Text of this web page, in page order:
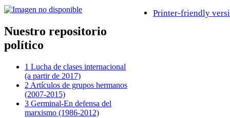
Nuestro repositorio
político
1 Lucha de clases internacional
(a partir de 2017)
2 Artículos de grupos hermanos
(2007-2015)
3 Germinal-En defensa del
marxismo (1986-2012)
Printer-friendly